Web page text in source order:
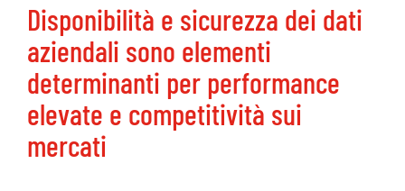
Disponibilità e sicurezza dei dati
aziendali sono elementi
determinanti per performance
elevate e competitività sui
mercati